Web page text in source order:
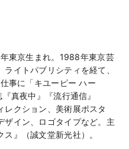
東京生まれ。1988年東京芸
イトパブリシティを経て、
事に「キユーピー ハー
真夜中』『流行通信』
レクション、美術展ポスタ
ザイン、ロゴタイプなど。主
』（誠文堂新光社）。